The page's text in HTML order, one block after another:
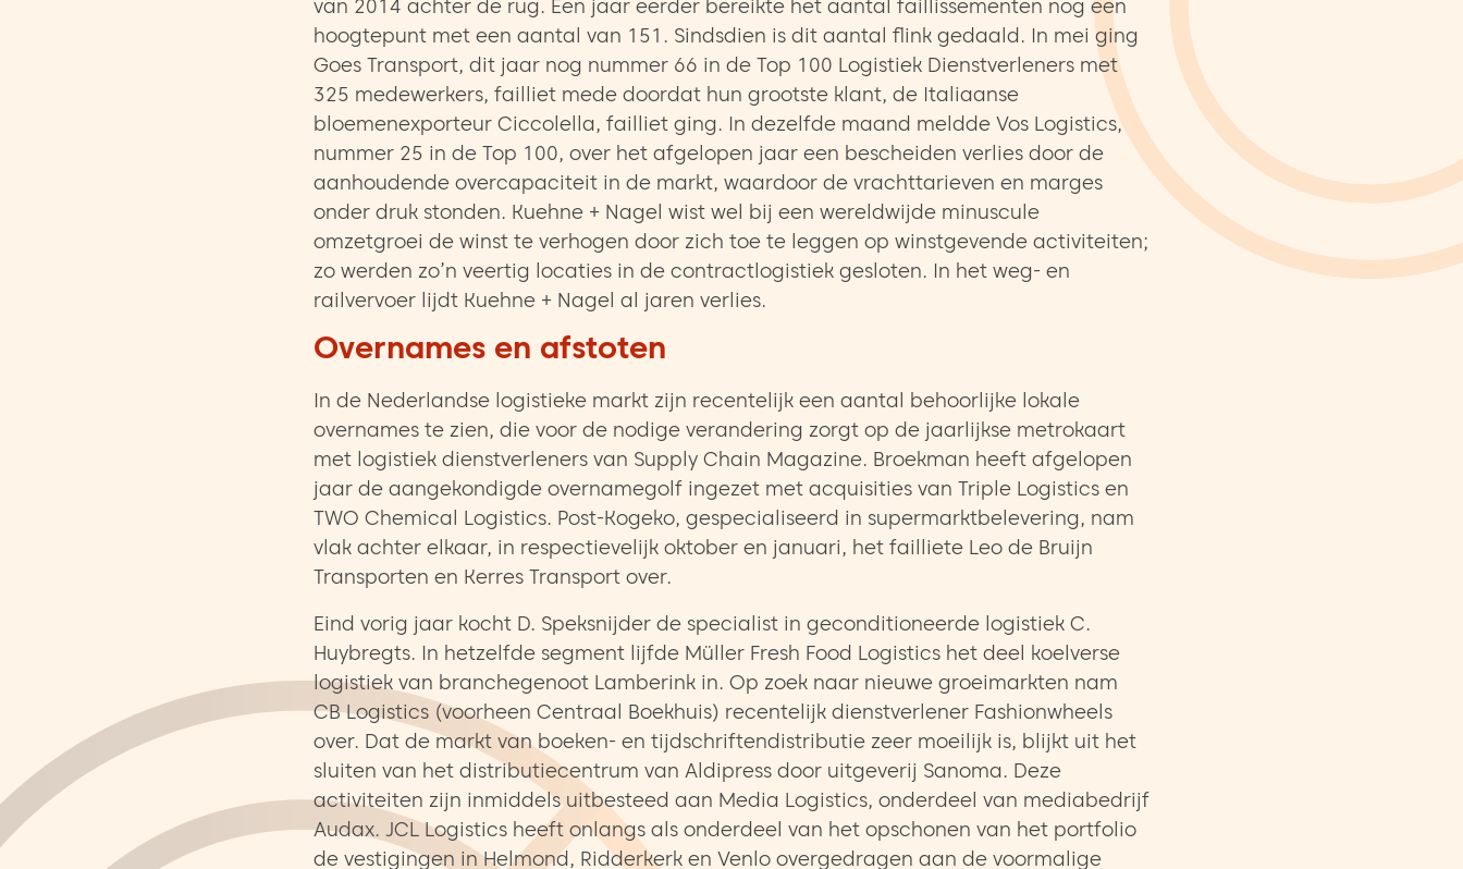
van 2014 achter de rug. Een jaar eerder bereikte het aantal faillissementen nog een
hoogtepunt met een aantal van 151. Sindsdien is dit aantal flink gedaald. In mei ging
Goes Transport, dit jaar nog nummer 66 in de Top 100 Logistiek Dienstverleners met
325 medewerkers, failliet mede doordat hun grootste klant, de Italiaanse
bloemenexporteur Ciccolella, failliet ging. In dezelfde maand meldde Vos Logistics,
nummer 25 in de Top 100, over het afgelopen jaar een bescheiden verlies door de
aanhoudende overcapaciteit in de markt, waardoor de vrachttarieven en marges
onder druk stonden. Kuehne + Nagel wist wel bij een wereldwijde minuscule
omzetgroei de winst te verhogen door zich toe te leggen op winstgevende activiteiten;
zo werden zo’n veertig locaties in de contractlogistiek gesloten. In het weg- en
railvervoer lijdt Kuehne + Nagel al jaren verlies.
Overnames en afstoten
In de Nederlandse logistieke markt zijn recentelijk een aantal behoorlijke lokale
overnames te zien, die voor de nodige verandering zorgt op de jaarlijkse metrokaart
met logistiek dienstverleners van Supply Chain Magazine. Broekman heeft afgelopen
jaar de aangekondigde overnamegolf ingezet met acquisities van Triple Logistics en
TWO Chemical Logistics. Post-Kogeko, gespecialiseerd in supermarktbelevering, nam
vlak achter elkaar, in respectievelijk oktober en januari, het failliete Leo de Bruijn
Transporten en Kerres Transport over.
Eind vorig jaar kocht D. Speksnijder de specialist in geconditioneerde logistiek C.
Huybregts. In hetzelfde segment lijfde Müller Fresh Food Logistics het deel koelverse
logistiek van branchegenoot Lamberink in. Op zoek naar nieuwe groeimarkten nam
CB Logistics (voorheen Centraal Boekhuis) recentelijk dienstverlener Fashionwheels
over. Dat de markt van boeken- en tijdschriftendistributie zeer moeilijk is, blijkt uit het
sluiten van het distributiecentrum van Aldipress door uitgeverij Sanoma. Deze
activiteiten zijn inmiddels uitbesteed aan Media Logistics, onderdeel van mediabedrijf
Audax. JCL Logistics heeft onlangs als onderdeel van het opschonen van het portfolio
de vestigingen in Helmond, Ridderkerk en Venlo overgedragen aan de voormalige